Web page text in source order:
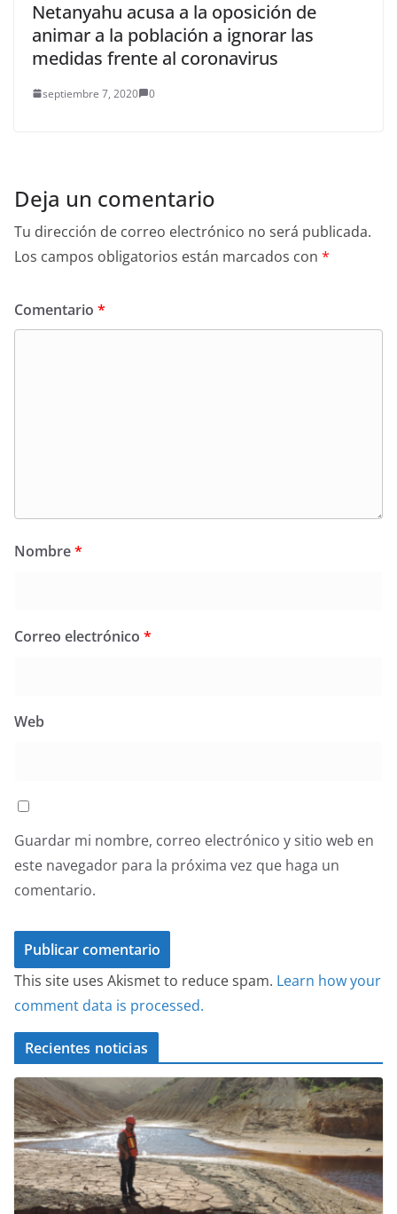
Netanyahu acusa a la oposición de
animar a la población a ignorar las
medidas frente al coronavirus
septiembre 7, 2020 0
Deja un comentario
Tu dirección de correo electrónico no será publicada.
Los campos obligatorios están marcados con *
Comentario *
Nombre*
Correo electrónico *
Web
Guardar mi nombre, correo electrónico y sitio web en
este navegador para la próxima vez que haga un
comentario.
This site uses Akismet to reduce spam. Learn how your
comment data is processed.
Recientes noticias